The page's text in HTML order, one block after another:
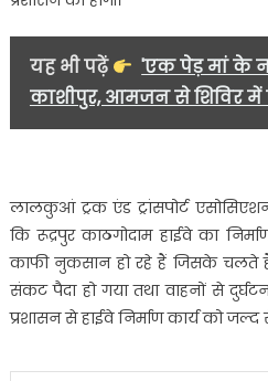
यह भी पढ़ें
'एक पेड़ मां के
काशीपुर, आमजन से शिविर
लालकुआं ट्रक एंड ट्रांसपोर्ट
कि रूद्रपुर काठगोदाम हाईवे का
काफी नुकसान हो रहे हैं जिसके चलते
संकट पैदा हो गया तथा वाहनों से
प्रशासन से हाईवे निर्माण कार्य को